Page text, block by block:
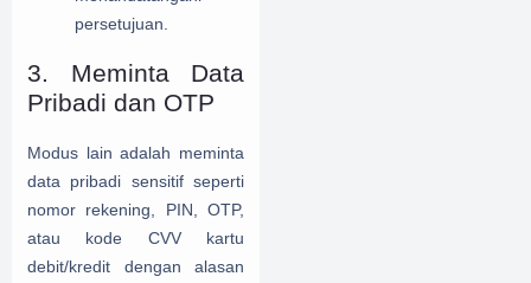
persetujuan.
3. Meminta Data
Pribadi dan OTP
Modus lain adalah meminta
data pribadi sensitif seperti
nomor rekening, PIN, OTP,
atau kode CVV kartu
debit/kredit dengan alasan